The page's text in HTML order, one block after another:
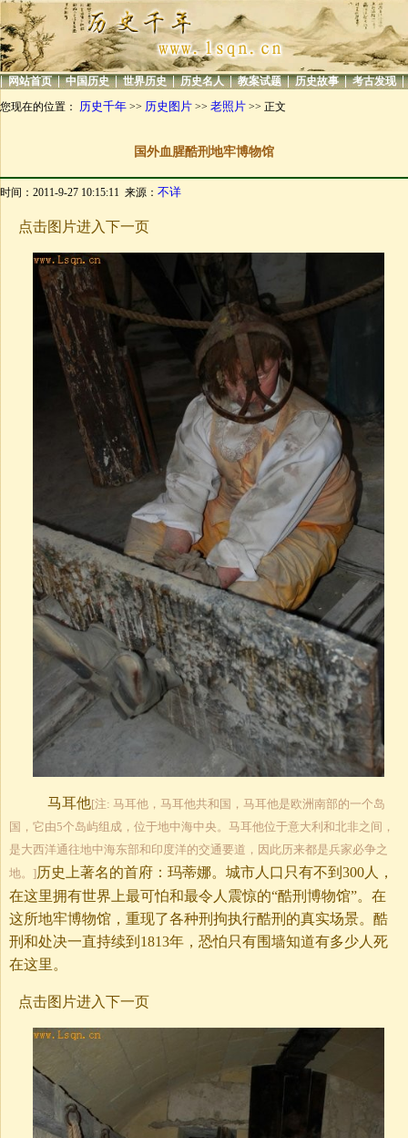
| 网站首页 | 中国历史 | 世界历史 | 历史名人 | 教案试题 | 历史故事 | 考古发现 |
您现在的位置： 历史千年 >> 历史图片 >> 老照片 >> 正文
国外血腥酷刑地牢博物馆
时间：2011-9-27 10:15:11 来源： 不详
点击图片进入下一页
马耳他[注: 马耳他，马耳他共和国，马耳他是欧洲南部的一个岛
国，它由5个岛屿组成，位于地中海中央。马耳他位于意大利和北非之间，
是大西洋通往地中海东部和印度洋的交通要道，因此历来都是兵家必争之
地。]历史上著名的首府：玛蒂娜。城市人口只有不到300人，
在这里拥有世界上最可怕和最令人震惊的“酷刑博物馆”。在
这所地牢博物馆，重现了各种刑拘执行酷刑的真实场景。酷
刑和处决一直持续到1813年，恐怕只有围墙知道有多少人死
在这里。
点击图片进入下一页